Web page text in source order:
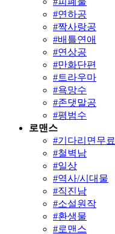
#연하공
#짝사랑공
#배틀연애
#연상공
#만화단편
#트라우마
#욕망수
#존댓말공
#평범수
로맨스
#기다리면무료
#철벽남
#일상
#역사/시대물
#직진남
#소설원작
#환생물
#로맨스